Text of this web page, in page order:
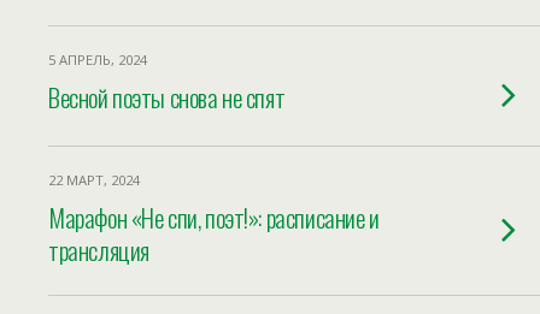
5 АПРЕЛЬ, 2024
Весной поэты снова не спят
22 МАРТ, 2024
Марафон «Не спи, поэт!»: расписание и
трансляция